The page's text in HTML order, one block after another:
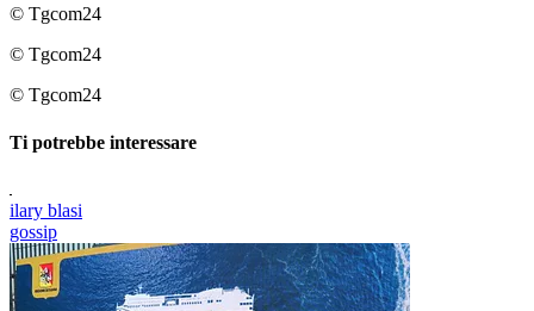
© Tgcom24
© Tgcom24
© Tgcom24
Ti potrebbe interessare
ilary blasi
gossip